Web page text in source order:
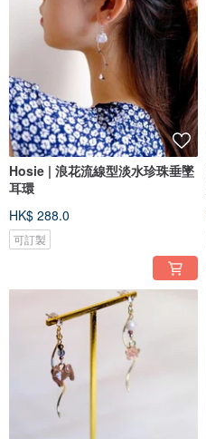
Hosie | 浪花流線型淡水珍珠垂墜
耳環
HK$ 288.0
可訂製